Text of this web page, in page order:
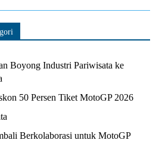
Boyong Industri Pariwisata ke
50 Persen Tiket MotoGP 2026
Berkolaborasi untuk MotoGP